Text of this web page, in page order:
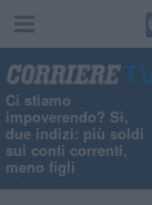
Ci stiamo
impoverendo? Sì,
due indizi: più soldi
sui conti correnti,
meno figli